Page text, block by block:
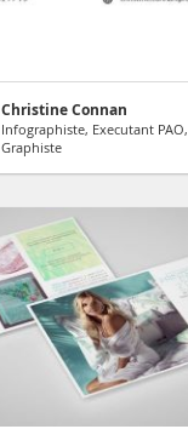
Christine Connan
Infographiste, Executant PAO,
Graphiste